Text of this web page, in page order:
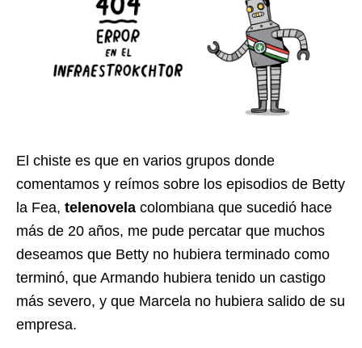
El chiste es que en varios grupos donde
comentamos y reímos sobre los episodios de Betty
la Fea, telenovela colombiana que sucedió hace
más de 20 años, me pude percatar que muchos
deseamos que Betty no hubiera terminado como
terminó, que Armando hubiera tenido un castigo
más severo, y que Marcela no hubiera salido de su
empresa.